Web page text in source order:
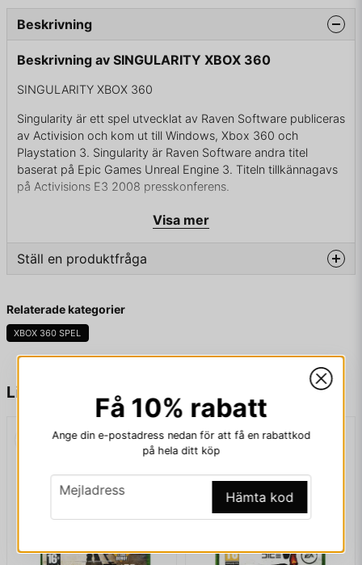
Liknande produkter
Beskrivning
Beskrivning av SINGULARITY XBOX 360
SINGULARITY XBOX 360
Singularity är ett spel utvecklat av Raven Software publiceras
av Activision och kom ut till Windows, Xbox 360 och
Playstation 3. Singularity är Raven Software andra titel
baserat på Epic Games Unreal Engine 3. Titeln tillkännagavs
på Activisions E3 2008 presskonferens.
KOMPLETT I BOX
Visa mer
Ställ en produktfråga
Fråga oss något om denna produkten...
Relaterade kategorier
XBOX 360 SPEL
Få 10% rabatt
Ange din e-postadress nedan för att få en rabattkod
på hela ditt köp
email
Mejladress Hämta kod